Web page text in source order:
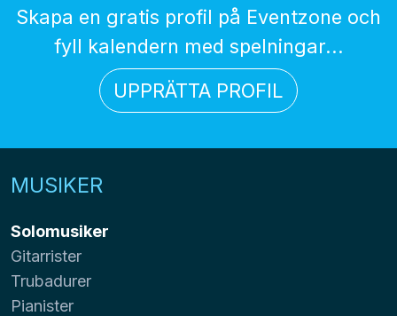
Skapa en gratis profil på Eventzone och
fyll kalendern med spelningar...
UPPRÄTTA PROFIL
MUSIKER
Solomusiker
Gitarrister
Trubadurer
Pianister